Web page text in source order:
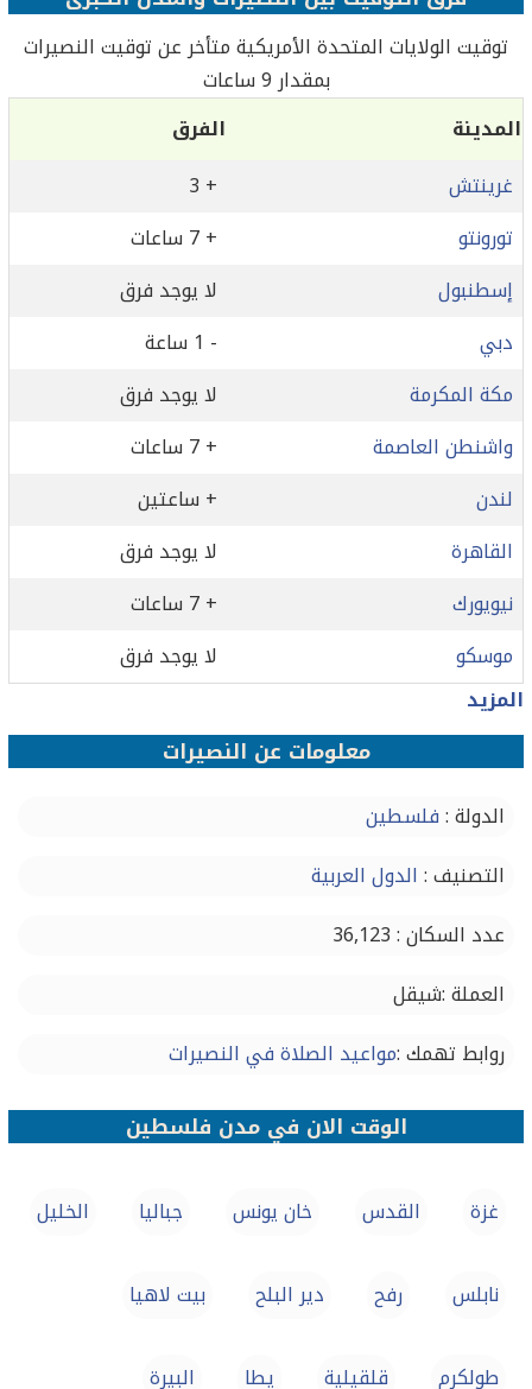
توقيت الولايات المتحدة الأمريكية متأخر عن توقيت النصيرات
بمقدار 9 ساعات
المدينة
الفرق
غرينتش
+ 3
تورونتو
+ 7 ساعات
إسطنبول
لا يوجد فرق
دبي
- 1 ساعة
مكة المكرمة
لا يوجد فرق
واشنطن العاصمة
+ 7 ساعات
لندن
+ ساعتين
القاهرة
لا يوجد فرق
نيويورك
+ 7 ساعات
موسكو
لا يوجد فرق
المزيد
معلومات عن النصيرات
الدولة :فلسطين
التصنيف : الدول العربية
عدد السكان : 36,123
العملة :شيقل
روابط تهمك :مواعيد الصلاة في النصيرات
الوقت الان في مدن فلسطين
غزة القدس خان يونس جباليا الخليل
نابلس رفح دير البلح بيت لاهيا
طولكرم قلقيلية يطا البيرة